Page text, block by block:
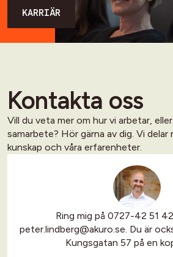
KARRIÄR
Kontakta oss
Vill du veta mer om hur vi arbetar,
samarbete? Hör gärna av dig. Vi delar
kunskap och våra erfarenheter.
Ring mig på 0727-42 51
peter.lindberg@akuro.se. Du är
Kungsgatan 57 på en